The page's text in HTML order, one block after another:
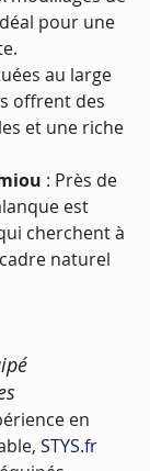
pour une
au large
offrent des
et une riche
: Près de
est
cherchent à
naturel
en
STYS.fr